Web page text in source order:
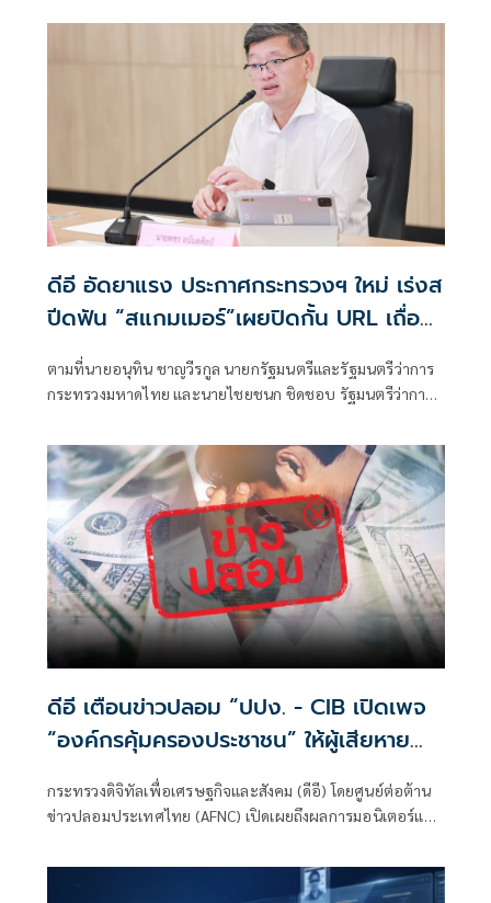
ดิจิทัลเพื่อเศรษฐกิจและสังคม (ดีอี)
ดีอี อัดยาแรง ประกาศกระทรวงฯ ใหม่ เร่งส
ปีดฟัน “สแกมเมอร์”เผยปิดกั้น URL เถื่อน
แล้วกว่า 8.8 แสนรายการ
ตามที่นายอนุทิน ชาญวีรกูล นายกรัฐมนตรีและรัฐมนตรีว่าการ
กระทรวงมหาดไทย และนายไชยชนก ชิดชอบ รัฐมนตรีว่าการ
ป้องกันและปราบปรามอาชญากรรมออนไลน์ กระทรวงดีอี
ดีอี เตือนข่าวปลอม “ปปง. - CIB เปิดเพจ
“องค์กรคุ้มครองประชาชน” ให้ผู้เสียหาย
จากสแกมเมอร์ ส่งหลักฐาน” ระวังสูญเงิน
- ข้อมูลส่วนบุคคล
กระทรวงดิจิทัลเพื่อเศรษฐกิจและสังคม (ดีอี) โดยศูนย์ต่อต้าน
ข่าวปลอมประเทศไทย (AFNC) เปิดเผยถึงผลการมอนิเตอร์และ
ปัญหาภัยความมั่นคงและภัยทางสังคมของนายไชยชนก ชิดชอบ
รัฐมนตรีว่าการกระทรวงดิจิทัลเพื่อเศรษฐกิจและสังคม (ดีอี)